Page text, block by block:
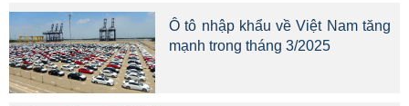
Ô tô nhập khẩu về Việt Nam tăng
mạnh trong tháng 3/2025